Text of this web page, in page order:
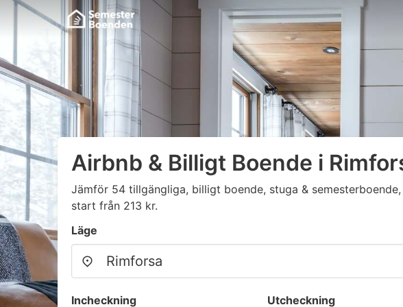
Airbnb & Billigt Boende i
Jämför 54 tillgängliga, billigt boende, stuga & semesterboende,
start från 213 kr.
Läge
Incheckning Utcheckning